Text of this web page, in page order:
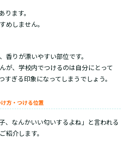
ます。
めしません。
りが漂いやすい部位です。
が、学校内でつけるのは自分にとって
ぎる印象になってしまうでしょう。
方・つける位置
、なんかいい匂いするよね」と言われる
紹介します。